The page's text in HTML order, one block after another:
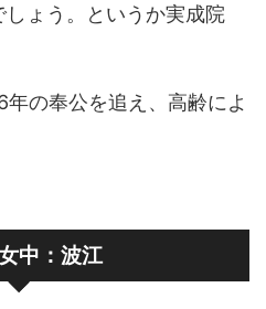
ょう。というか実成院
の奉公を追え、高齢によ
中：波江